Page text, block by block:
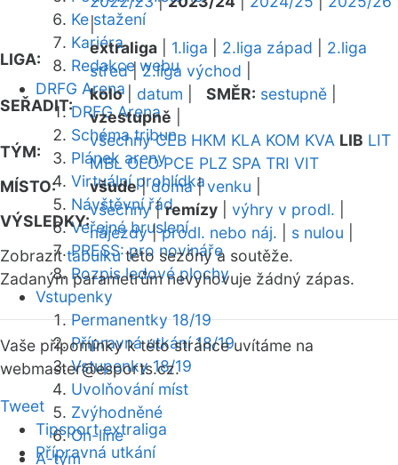
Ke stažení
Kariéra
Redakce webu
DRFG Arena
DRFG Arena
Schéma tribun
Plánek areny
Virtuální prohlídka
Návštěvní řád
Veřejné bruslení
PRESS: pro novináře
Rozpis ledové plochy
Vstupenky
Permanentky 18/19
Přípravná utkání 18/19
Vstupenky 18/19
Uvolňování míst
Zvýhodněné
On-line
A-tým
|
LIGA:
extraliga 1.liga 2.liga západ
2.liga
střed|2.liga východ
SEŘADIT:
kolo| datum SMĚR: sestupně
vzestupně
TÝM:
všechny CEB HKM KLA KOM KVA LIB LIT
MBL OLO PCE PLZ SPA TRI VIT
MÍSTO:
všude|doma|venku
VÝSLEDKY:
všechny|remízy výhry v prodl.
nájezdy|prodl. nebo náj. s nulou
Zobrazittabulkutéto sezóny a soutěže.
Zadaným parametrům nevyhovuje žádný zápas.
Vaše připomínky k této stránce uvítáme na
webmaster@esports.cz.
Tweet
Tipsport extraliga
Přípravná utkání